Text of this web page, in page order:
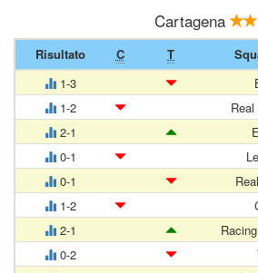
Cartagena
Risultato C T
1-3
1-2
2-1
0-1
0-1
1-2
2-1
0-2